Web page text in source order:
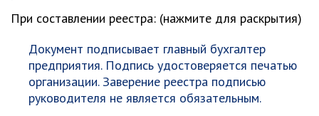
При составлении реестра: (нажмите для раскрытия)
Документ подписывает главный бухгалтер
предприятия. Подпись удостоверяется печатью
организации. Заверение реестра подписью
руководителя не является обязательным.